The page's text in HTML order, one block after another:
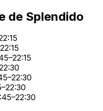
de Splendido